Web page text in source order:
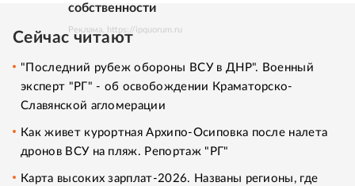
собственности
Реклама. https://ipquorum.ru
Сейчас читают
"Последний рубеж обороны ВСУ в ДНР". Военный
эксперт "РГ" - об освобождении Краматорско-
Славянской агломерации
Как живет курортная Архипо-Осиповка после налета
дронов ВСУ на пляж. Репортаж "РГ"
Карта высоких зарплат-2026. Названы регионы, где